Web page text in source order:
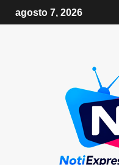
agosto 7, 2026